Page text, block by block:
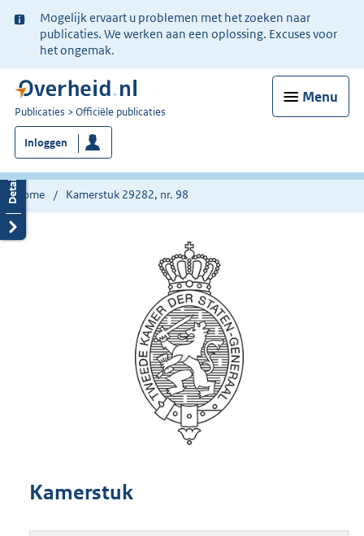
Ter
informatie:
Mogelijk ervaart u problemen met het zoeken naar
publicaties. We werken aan een oplossing. Excuses voor
het ongemak.
Menu
U
bent
nu
hier:
Publicaties Officiële publicaties
Inloggen
Home Kamerstuk 29282, nr. 98
Kamerstuk